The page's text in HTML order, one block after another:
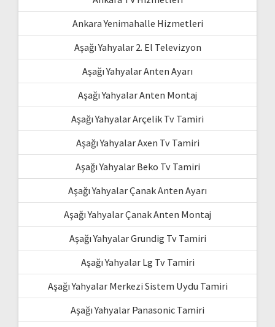
Ankara Yenimahalle Hizmetleri
Aşağı Yahyalar 2. El Televizyon
Aşağı Yahyalar Anten Ayarı
Aşağı Yahyalar Anten Montaj
Aşağı Yahyalar Arçelik Tv Tamiri
Aşağı Yahyalar Axen Tv Tamiri
Aşağı Yahyalar Beko Tv Tamiri
Aşağı Yahyalar Çanak Anten Ayarı
Aşağı Yahyalar Çanak Anten Montaj
Aşağı Yahyalar Grundig Tv Tamiri
Aşağı Yahyalar Lg Tv Tamiri
Aşağı Yahyalar Merkezi Sistem Uydu Tamiri
Aşağı Yahyalar Panasonic Tamiri